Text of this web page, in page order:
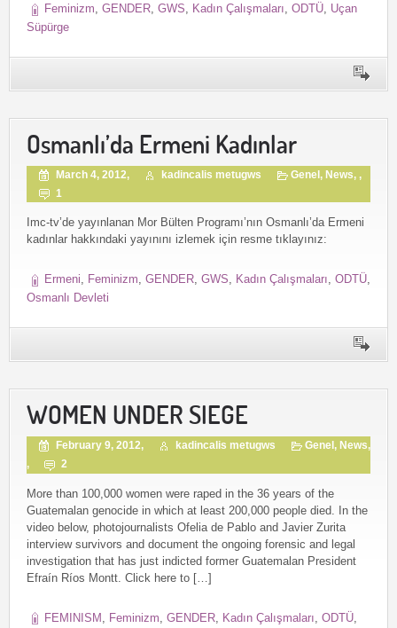
Feminizm, GENDER, GWS, Kadın Çalışmaları, ODTÜ, Uçan
Süpürge
Osmanlı’da Ermeni Kadınlar
March 4, 2012, kadincalis metugws Genel, News, ,
1
Imc-tv’de yayınlanan Mor Bülten Programı’nın Osmanlı’da Ermeni
kadınlar hakkındaki yayınını izlemek için resme tıklayınız:
Ermeni, Feminizm, GENDER, GWS, Kadın Çalışmaları, ODTÜ,
Osmanlı Devleti
WOMEN UNDER SIEGE
February 9, 2012, kadincalis metugws Genel , News,
,
2
More than 100,000 women were raped in the 36 years of the
Guatemalan genocide in which at least 200,000 people died. In the
video below, photojournalists Ofelia de Pablo and Javier Zurita
interview survivors and document the ongoing forensic and legal
investigation that has just indicted former Guatemalan President
Efraín Ríos Montt. Click here to […]
FEMINISM Feminizm GENDER Kadın Çalışmaları ODTÜ